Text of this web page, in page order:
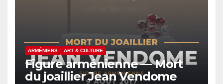
ARMÉNIENS ART & CULTURE
Figure arménienne — Mort
du joaillier Jean Vendome